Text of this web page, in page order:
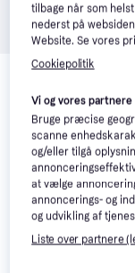
Relaterede
Se vores forslag til
interesser. Vis alle
tilbage når som
nederst på
Website. Se vores
Cookiepolitik
Vi og vores
Bruge præcise
scanne
og/eller tilgå
at vælge
annoncerings- og
og udvikling af
Liste over partnere